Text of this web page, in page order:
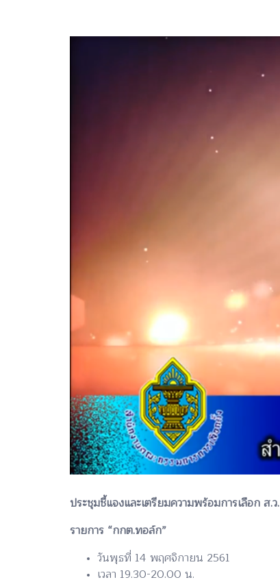
ประชุมชี้แจงและเตรียมความพร้อมการเลือก ส.ว.
รายการ “กกต.ทอล์ก”
วันพุธที่ 14 พฤศจิกายน 2561
เวลา 19.30-20.00 น.